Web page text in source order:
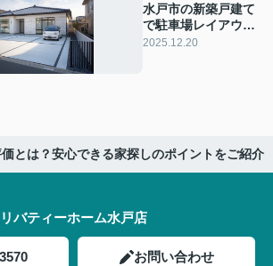
水戸市の新築戸建て
で駐車場レイアウト
のコツは？家族が使
2025.12.20
とは？安心できる家探しのポイントをご紹介
リバティーホーム水戸店
お問い合わせ